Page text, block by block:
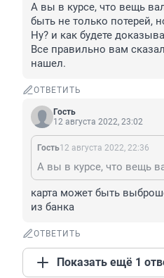
А вы в курсе, что вещь
быть не только
Ну? и как будете
Все правильно вам
нашел.
ОТВЕТИТЬ
Гость
12 августа 2022, 23:02
Гость12 августа 2022, 22:36
карта может быть
из банка
ОТВЕТИТЬ
Показать ещё 1